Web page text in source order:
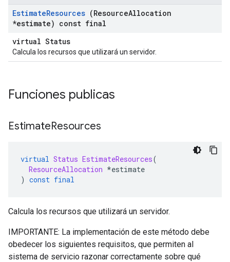
EstimateResources (ResourceAllocation
*estimate) const final
virtual Status
Calcula los recursos que utilizará un servidor.
Funciones publicas
EstimateResources
virtual Status EstimateResources(
ResourceAllocation *estimate
) const final
Calcula los recursos que utilizará un servidor.
IMPORTANTE: La implementación de este método debe
obedecer los siguientes requisitos, que permiten al
sistema de servicio razonar correctamente sobre qué